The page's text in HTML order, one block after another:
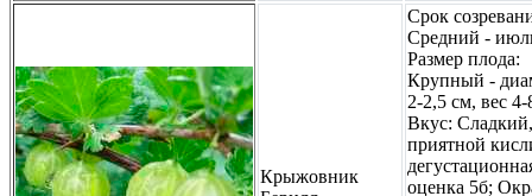
Крыжовник
Срок
Средний -
Размер плода:
Крупный -
2-2,5 см, вес 4-
Вкус:
приятной
оценка 5б;